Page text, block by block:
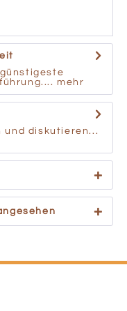
mehr
und diskutieren...